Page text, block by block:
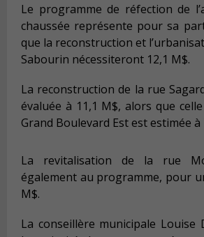
Le programme de réfection de
chaussée représente pour sa
que la reconstruction et
Sabourin nécessiteront 12,1 M$.
La reconstruction de la rue
évaluée à 11,1 M$, alors que
Grand Boulevard Est est estimée à
La revitalisation de la rue
également au programme, pour
M$.
La conseillère municipale Louise